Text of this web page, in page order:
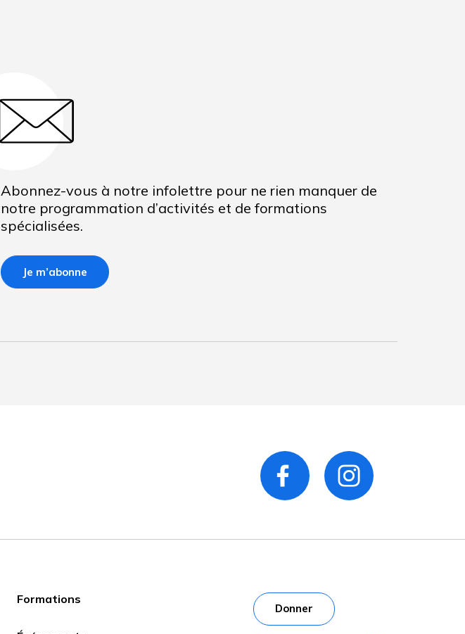
Abonnez-vous à notre infolettre pour ne rien manquer de
notre programmation d’activités et de formations
spécialisées.
Je m’abonne
Formations
Donner